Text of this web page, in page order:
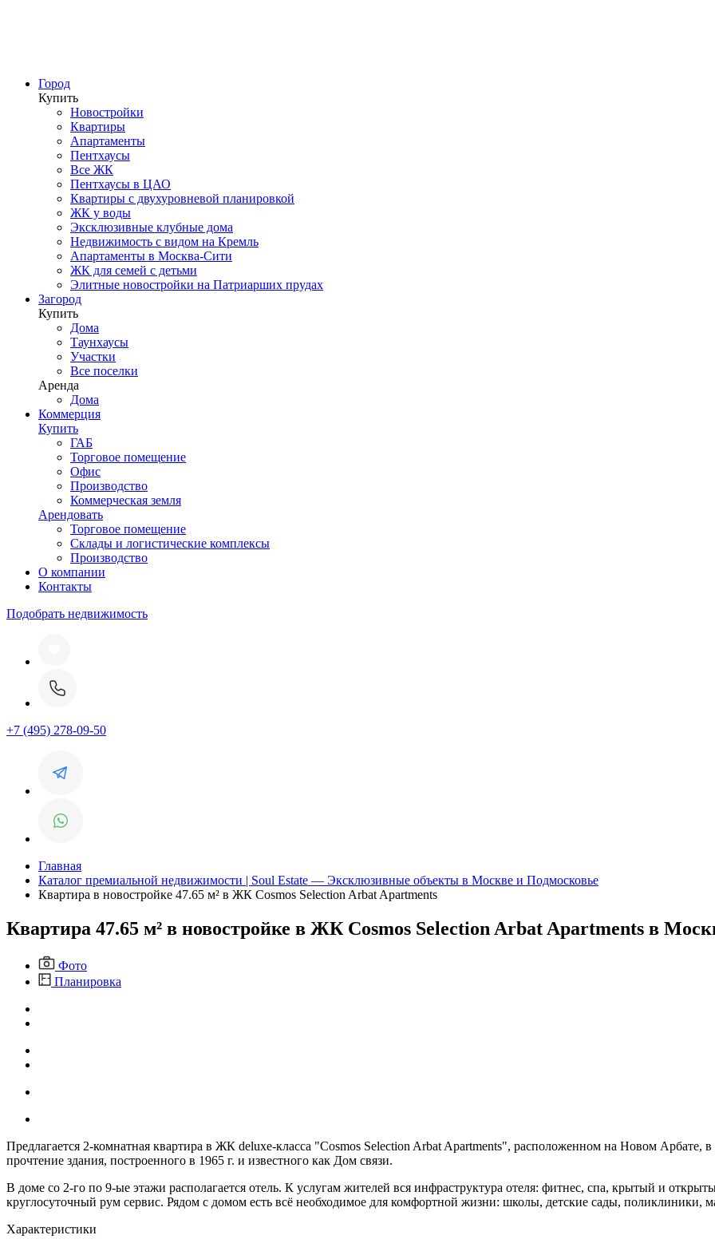
Город
Купить
Новостройки
Квартиры
Апартаменты
Пентхаусы
Все ЖК
Пентхаусы в ЦАО
Квартиры с двухуровневой планировкой
ЖК у воды
Эксклюзивные клубные дома
Недвижимость с видом на Кремль
Апартаменты в Москва-Сити
ЖК для семей с детьми
Элитные новостройки на Патриарших прудах
Загород
Купить
Дома
Таунхаусы
Участки
Все поселки
Аренда
Дома
Коммерция
Купить
ГАБ
Торговое помещение
Офис
Производство
Коммерческая земля
Арендовать
Торговое помещение
Склады и логистические комплексы
Производство
О компании
Контакты
Подобрать недвижимость
+7 (495) 278-09-50
Главная
Каталог премиальной недвижимости | Soul Estate — Эксклюзивные объекты в Москве и Подмосковье
Квартира в новостройке 47.65 м² в ЖК Cosmos Selection Arbat Apartments
Квартира 47.65 м² в новостройке в ЖК Cosmos Selection Arbat Apartments в
Фото
Планировка
Предлагается 2-комнатная квартира в ЖК deluxe-класса "Cosmos Selection Arbat Apartments", расположенном на Новом Арбате,
прочтение здания, построенного в 1965 г. и известного как Дом связи.
В доме со 2-го по 9-ые этажи располагается отель. К услугам жителей вся инфраструктура отеля: фитнес, спа, крытый и
круглосуточный рум сервис. Рядом с домом есть всё необходимое для комфортной жизни: школы, детские сады, поликлиники,
Характеристики